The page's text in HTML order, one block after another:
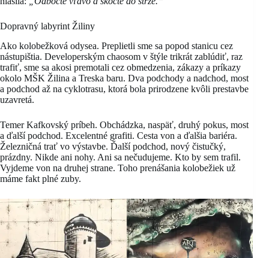
Dopravný labyrint Žiliny
Ako kolobežková odysea. Preplietli sme sa popod stanicu cez
nástupištia. Developerským chaosom v štýle trikrát zablúdiť, raz
trafiť, sme sa akosi premotali cez obmedzenia, zákazy a príkazy
okolo MŠK Žilina a Treska baru. Dva podchody a nadchod, most
a podchod až na cyklotrasu, ktorá bola prirodzene kvôli prestavbe
uzavretá.
Temer Kafkovský príbeh. Obchádzka, naspäť, druhý pokus, most
a ďalší podchod. Excelentné grafiti. Cesta von a ďalšia bariéra.
Železničná trať vo výstavbe. Ďalší podchod, nový čistučký,
prázdny. Nikde ani nohy. Ani sa nečudujeme. Kto by sem trafil.
Vyjdeme von na druhej strane. Toho prenášania kolobežiek už
máme fakt plné zuby.